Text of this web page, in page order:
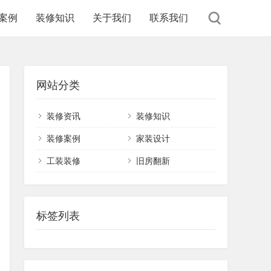
例 装修知识 关于我们 联系我们
网站分类
装修资讯 装修知识
装修案例 家装设计
工装装修 旧房翻新
标签列表